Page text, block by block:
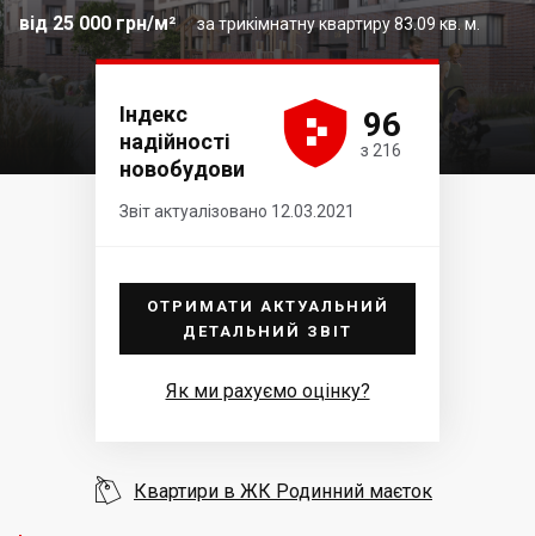
за трикімнатну квартиру 83.09 кв. м.
від 25 000 грн/м²
Індекс
надійності
новобудови




 96
з 216
Звіт актуалізовано 12.03.2021
ОТРИМАТИ АКТУАЛЬНИЙ
ДЕТАЛЬНИЙ ЗВІТ
Як ми рахуємо оцінку?
 Квартири в ЖК Родинний маєток